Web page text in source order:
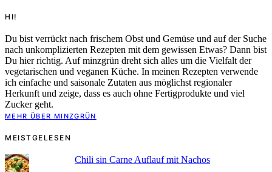
HI!
Du bist verrückt nach frischem Obst und Gemüse und auf der Suche
nach unkomplizierten Rezepten mit dem gewissen Etwas? Dann bist
Du hier richtig. Auf minzgrün dreht sich alles um die Vielfalt der
vegetarischen und veganen Küche. In meinen Rezepten verwende
ich einfache und saisonale Zutaten aus möglichst regionaler
Herkunft und zeige, dass es auch ohne Fertigprodukte und viel
Zucker geht.
MEHR ÜBER MINZGRÜN
MEISTGELESEN
Chili sin Carne Auflauf mit Nachos